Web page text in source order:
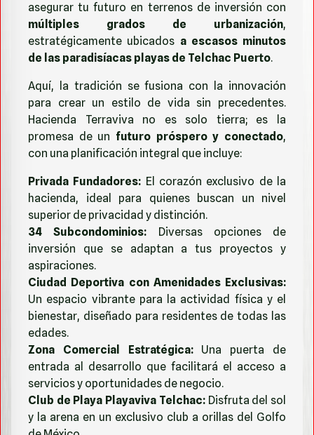
asegurar tu futuro en terrenos de inversión con
múltiples grados de urbanización,
estratégicamente ubicados a escasos minutos
de las paradisíacas playas de Telchac Puerto.
Aquí, la tradición se fusiona con la innovación
para crear un estilo de vida sin precedentes.
Hacienda Terraviva no es solo tierra; es la
promesa de un futuro próspero y conectado,
con una planificación integral que incluye:
Privada Fundadores: El corazón exclusivo de la
hacienda, ideal para quienes buscan un nivel
superior de privacidad y distinción.
34 Subcondominios: Diversas opciones de
inversión que se adaptan a tus proyectos y
aspiraciones.
Ciudad Deportiva con Amenidades Exclusivas:
Un espacio vibrante para la actividad física y el
bienestar, diseñado para residentes de todas las
edades.
Zona Comercial Estratégica:Una puerta de
entrada al desarrollo que facilitará el acceso a
servicios y oportunidades de negocio.
Club de Playa Playaviva Telchac:Disfruta del sol
y la arena en un exclusivo club a orillas del Golfo